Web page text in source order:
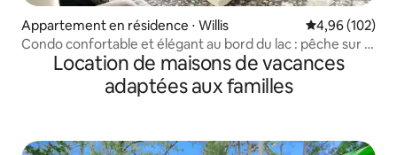
Appartement en résidence ⋅ Willis Évaluation
4,96 (102)
Condo confortable et élégant au bord du lac : pêche sur le
balcon.Location de maisons de vacances
adaptées aux familles